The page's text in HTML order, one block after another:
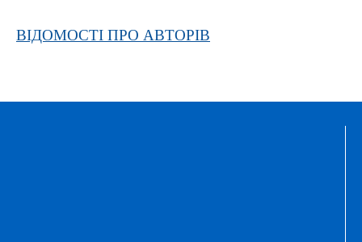
ВІДОМОСТІ ПРО АВТОРІВ